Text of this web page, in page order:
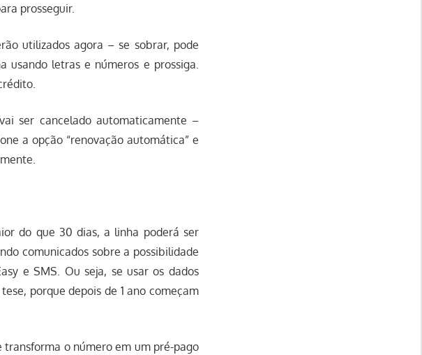
prosseguir.
utilizados agora – se sobrar, pode
usando letras e números e prossiga.
ser cancelado automaticamente –
a opção “renovação automática” e
do que 30 dias, a linha poderá ser
comunicados sobre a possibilidade
e SMS. Ou seja, se usar os dados
porque depois de 1 ano começam
o número em um pré-pago